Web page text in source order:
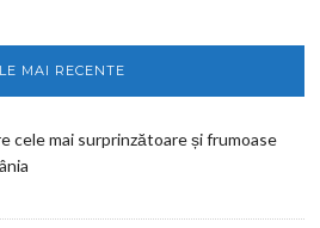
MAI RECENTE
cele mai surprinzătoare și frumoase